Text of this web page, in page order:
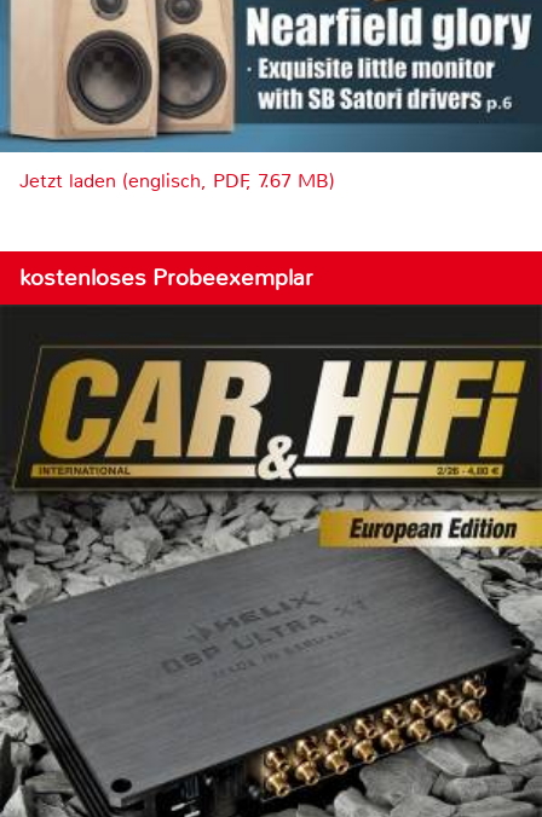
Jetzt laden (englisch, PDF, 7.67 MB)
kostenloses Probeexemplar